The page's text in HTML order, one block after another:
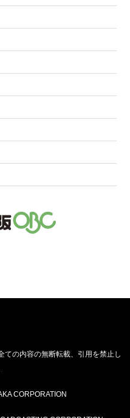
ての内容の無断転載、引用を禁止し
CORPORATION